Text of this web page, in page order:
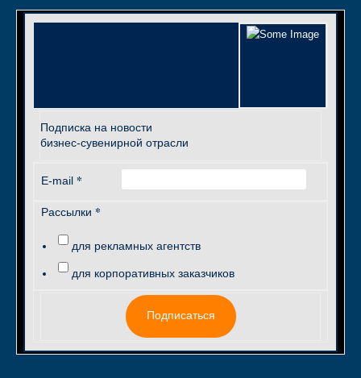
Подписка на новости
бизнес-сувенирной отрасли
E-mail *
Рассылки *
для рекламных агентств
для корпоративных заказчиков
Подписаться